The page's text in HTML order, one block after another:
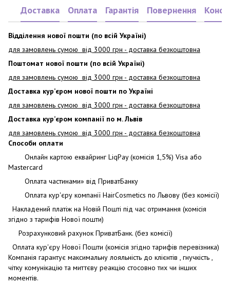
Доставка Оплата Гарантія Повернення
Відділення нової пошти (по всій Україні)
для замовлень сумою від 3000 грн - доставка безкоштовна
Поштомат нової пошти (по всій Україні)
для замовлень сумою від 3000 грн - доставка безкоштовна
Доставка кур’єром нової пошти по Україні
для замовлень сумою від 3000 грн - доставка безкоштовна
Доставка кур’єром компанії по м. Львів
для замовлень сумою від 3000 грн - доставка безкоштовна
Способи оплати
Онлайн картою еквайринг LiqPay (комісія 1,5%) Visa або
Mastercard
Оплата частинами» від ПриватБанку
Оплата кур'єру компанії HairCosmetics по Львову (без комісії)
Накладений платіж на Новій Пошті під час отримання (комісія
згідно з тарифів Нової пошти)
Розрахунковий рахунок ПриватБанк. (без комісії)
Оплата кур'єру Нової Пошти (комісія згідно тарифів перевізника)
Компанія гарантує максимальну лояльність до клієнтів , гнучкість ,
чітку комунікацію та миттєву реакцію стосовно тих чи інших
моментів.